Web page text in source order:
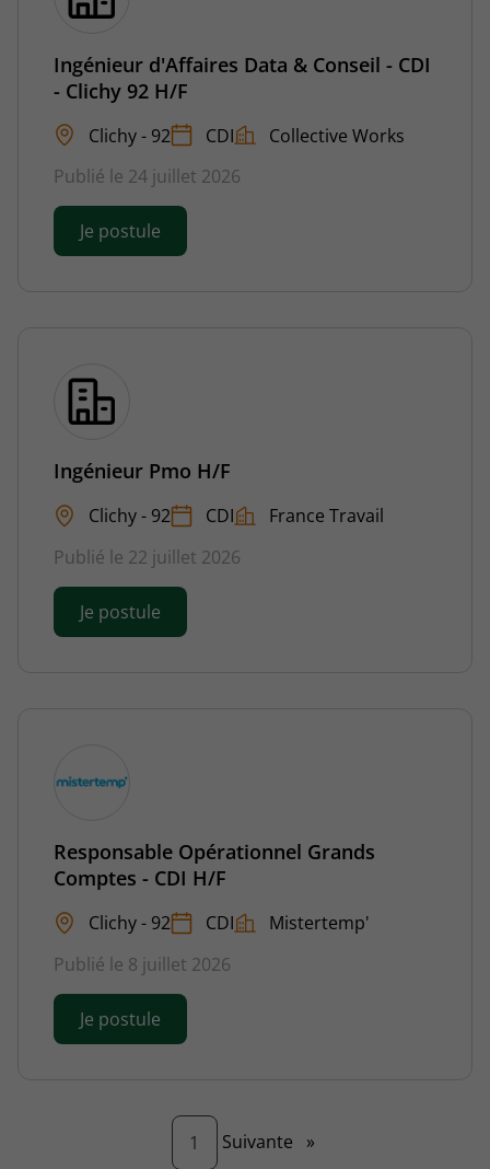
Ingénieur d'Affaires Data & Conseil - CDI
- Clichy 92 H/F
Clichy - 92 CDI
Collective Works
Publié le 24 juillet 2026
Je postule
Ingénieur Pmo H/F
Clichy - 92 CDI
France Travail
Publié le 22 juillet 2026
Je postule
Responsable Opérationnel Grands
Comptes - CDI H/F
Clichy - 92 CDI
Mistertemp'
Publié le 8 juillet 2026
Je postule
1 Page
Suivante »